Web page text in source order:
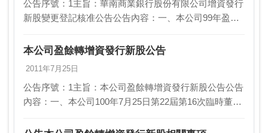
公告序號：1主旨：華南商業銀行股份有限公司增資發行
新股變更登記核准公告公告內容：一、本公司99年盈餘
總金額為新台幣45億6,400萬元，業經行…
本公司盈餘轉增資發行新股公告
2011年7月25日
公告序號：1主旨：本公司盈餘轉增資發行新股公告公告
內容：一、本公司100年7月25日第22屆第16次臨時董事
該基準日股東名簿記載之股東持有股份，…